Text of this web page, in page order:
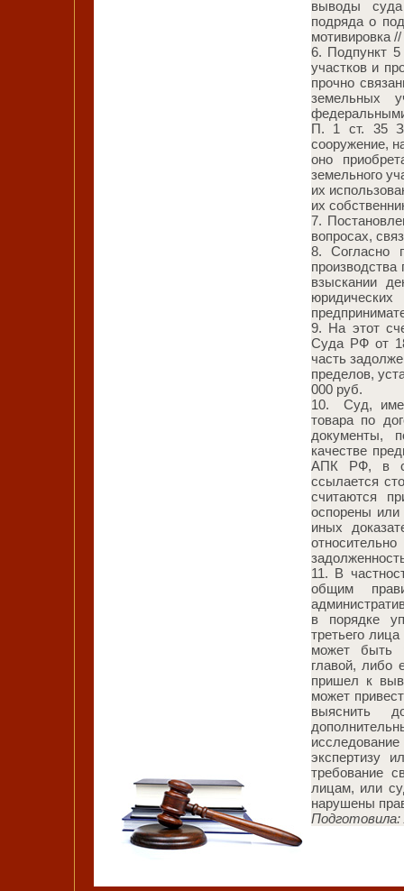
выводы суда
подряда о
мотивировка
6. Подпункт
участков и
прочно
земельных
П. 1 ст. 35
сооружение,
оно
земельного
их
их
7.
вопросах,
8.
взыскании
9. На этот
Суда РФ от
часть
пределов,
000 руб.
10. Суд,
товара по
документы,
качестве
АПК РФ, в
ссылается
считаются
оспорены или
иных
11. В
общим
в порядке
третьего
может быть
главой, либо
пришел к
может
выяснить
экспертизу
требование
лицам, или
нарушены